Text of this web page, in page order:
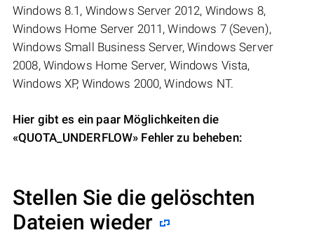
Windows 8.1, Windows Server 2012, Windows 8,
Windows Home Server 2011, Windows 7 (Seven),
Windows Small Business Server, Windows Server
2008, Windows Home Server, Windows Vista,
Windows XP, Windows 2000, Windows NT.
Hier gibt es ein paar Möglichkeiten die
«QUOTA_UNDERFLOW» Fehler zu beheben:
Stellen Sie die gelöschten
Dateien wieder